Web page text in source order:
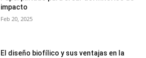
impacto
Feb 20, 2025
El diseño biofílico y sus ventajas en la